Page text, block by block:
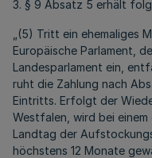
3. § 9 Absatz 5 erhält
„(5) Tritt ein ehemaliges
Europäische Parlament,
Landesparlament ein,
ruht die Zahlung nach
Eintritts. Erfolgt der
Westfalen, wird bei einem
Landtag der
höchstens 12 Monate